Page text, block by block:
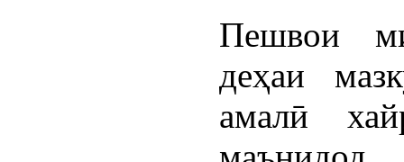
Пешвои
деҳаи
амалӣ